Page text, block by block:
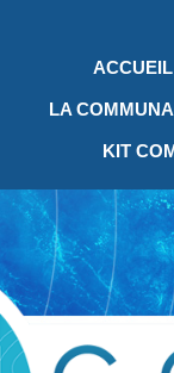
ACCUEIL
LA
KIT